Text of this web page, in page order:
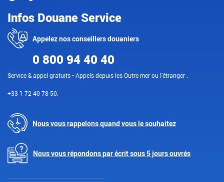
Infos Douane Service
Appelez nos conseillers douaniers
0 800 94 40 40
Service & appel gratuits • Appels depuis les Outre-mer ou l'étranger :
+33 1 72 40 78 50.
Nous vous rappelons quand vous le souhaitez
Nous vous répondons par écrit sous 5 jours ouvrés